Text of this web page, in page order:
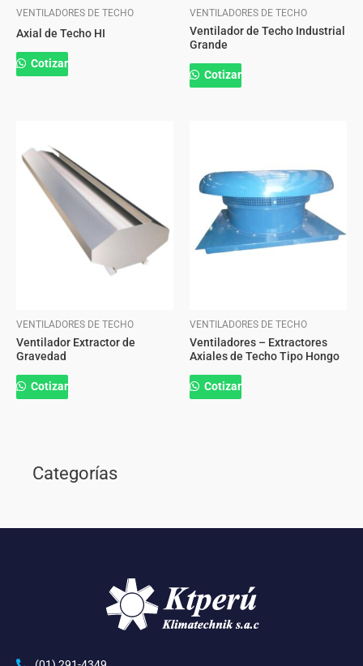
VENTILADORES DE TECHO
Axial de Techo HI
Cotizar
VENTILADORES DE TECHO
Ventilador de Techo Industrial
Grande
Cotizar
VENTILADORES DE TECHO
Ventilador Extractor de
Gravedad
Cotizar
VENTILADORES DE TECHO
Ventiladores – Extractores
Axiales de Techo Tipo Hongo
Cotizar
Categorías